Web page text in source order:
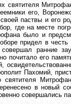
святителя
его,
паствы и его
где на месте
было и
придел в честь
ранние
почитало его
Пахомий,
святителя
в новый
совершались